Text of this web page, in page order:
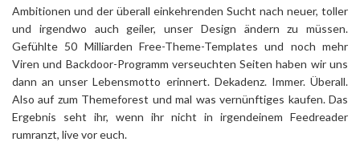
Ambitionen und der überall einkehrenden Sucht nach neuer, toller
und irgendwo auch geiler, unser Design ändern zu müssen.
Gefühlte 50 Milliarden Free-Theme-Templates und noch mehr
Viren und Backdoor-Programm verseuchten Seiten haben wir uns
dann an unser Lebensmotto erinnert. Dekadenz. Immer. Überall.
Also auf zum Themeforest und mal was vernünftiges kaufen. Das
Ergebnis seht ihr, wenn ihr nicht in irgendeinem Feedreader
rumranzt, live vor euch.